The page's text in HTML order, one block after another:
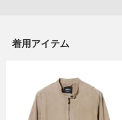
着用アイテム